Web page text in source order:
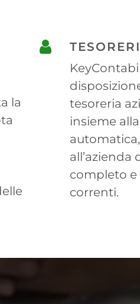
la
tesoreria
insieme
all’azienda
completo
correnti.